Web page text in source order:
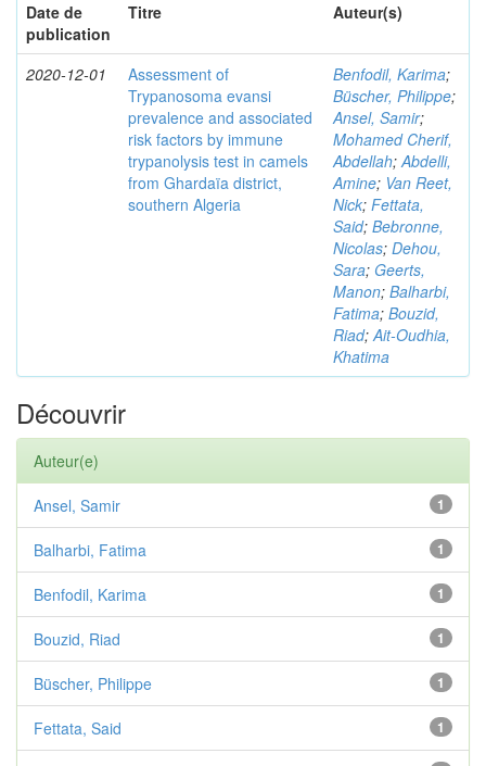
Date de
publication
Titre Auteur(s)
2020-12-01
Assessment of
Trypanosoma evansi
prevalence and associated
risk factors by immune
trypanolysis test in camels
from Ghardaïa district,
southern Algeria
Benfodil, Karima;
Büscher, Philippe;
Ansel, Samir;
Mohamed Cherif,
Abdellah;Abdelli,
Amine; Van Reet,
Nick; Fettata,
Said; Bebronne,
Nicolas; Dehou,
Sara; Geerts,
Manon; Balharbi,
Fatima; Bouzid,
Riad;Ait-Oudhia,
Khatima
Découvrir
Auteur(e)
1
Ansel, Samir
1
Balharbi, Fatima
1
Benfodil, Karima
1
Bouzid, Riad
1
Büscher, Philippe
1
Fettata, Said